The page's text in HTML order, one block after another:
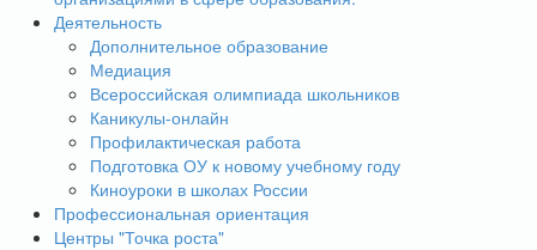
Деятельность
Дополнительное образование
Медиация
Всероссийская олимпиада школьников
Каникулы-онлайн
Профилактическая работа
Подготовка ОУ к новому учебному году
Киноуроки в школах России
Профессиональная ориентация
Центры "Точка роста"